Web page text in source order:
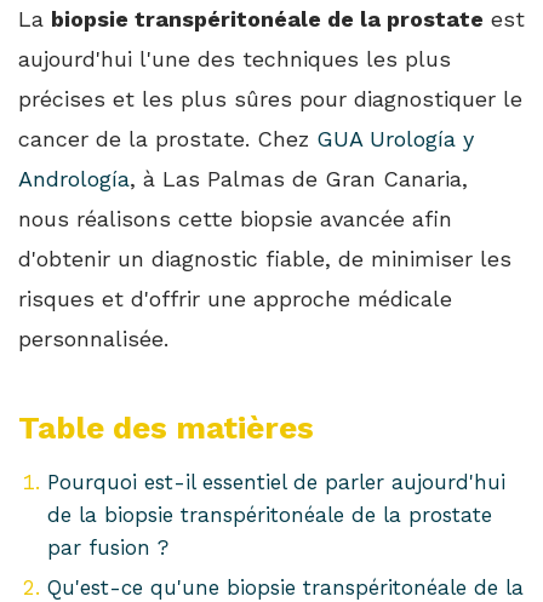
La biopsie transpéritonéale de la prostate est
aujourd'hui l'une des techniques les plus
précises et les plus sûres pour diagnostiquer le
cancer de la prostate. Chez GUA Urología y
Andrología, à Las Palmas de Gran Canaria,
nous réalisons cette biopsie avancée afin
d'obtenir un diagnostic fiable, de minimiser les
risques et d'offrir une approche médicale
personnalisée.
Table des matières
Pourquoi est-il essentiel de parler aujourd'hui
de la biopsie transpéritonéale de la prostate
par fusion ?
Qu'est-ce qu'une biopsie transpéritonéale de la